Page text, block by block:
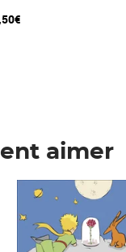
panier
aimer
7,50€